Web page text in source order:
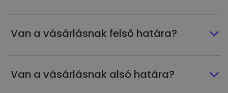
Van a vásárlásnak felső határa?
Van a vásárlásnak alsó határa?